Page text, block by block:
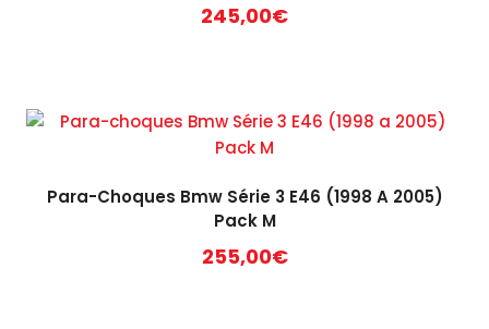
245,00€
Para-Choques Bmw Série 3 E46 (1998 A 2005)
Pack M
255,00€